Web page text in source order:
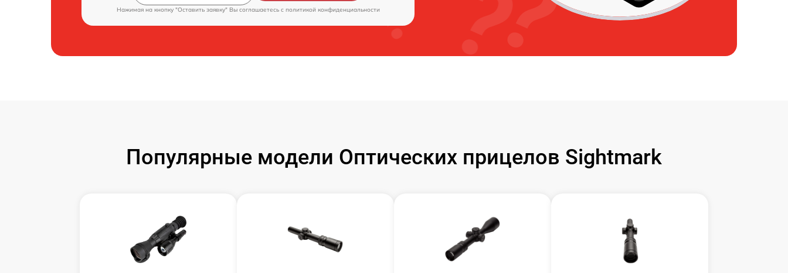
Нажимая на кнопку "Оставить заявку" Вы соглашаетесь c политикой конфиденциальности
Популярные модели Оптических прицелов Sightmark